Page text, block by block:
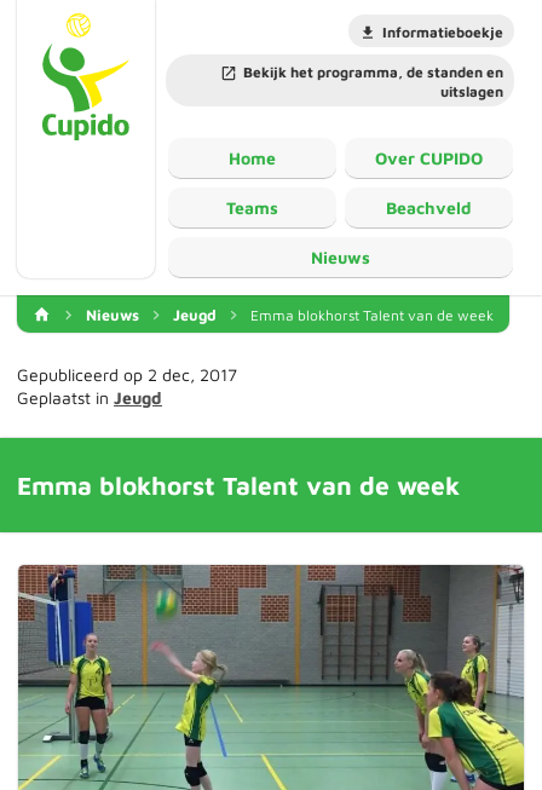
Informatieboekje
Bekijk het programma, de standen en
uitslagen
Home Over CUPIDO
Teams Beachveld
Nieuws
Nieuws Jeugd Emma blokhorst Talent van de week
Gepubliceerd op 2 dec, 2017
Geplaatst in Jeugd
Emma blokhorst Talent van de week